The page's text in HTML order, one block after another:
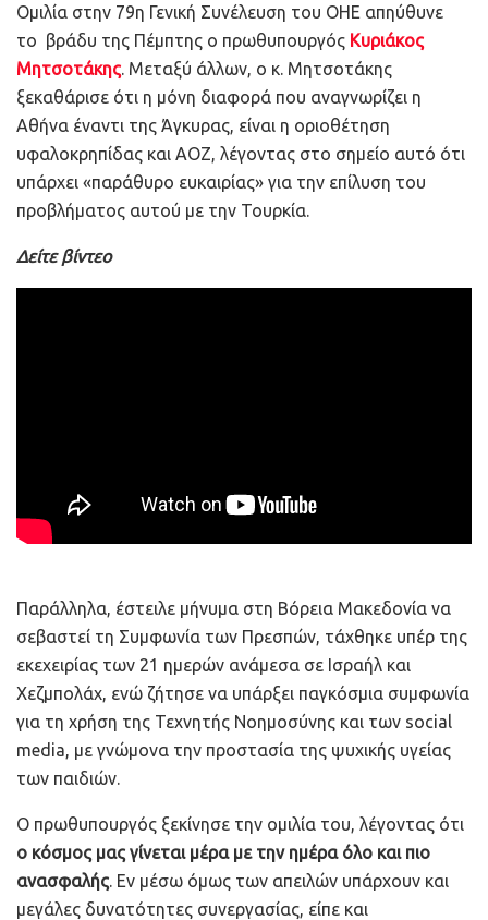
Ομιλία στην 79η Γενική Συνέλευση του ΟΗΕ απηύθυνε
το βράδυ της Πέμπτης ο πρωθυπουργός Κυριάκος
Μητσοτάκης. Μεταξύ άλλων, ο κ. Μητσοτάκης
ξεκαθάρισε ότι η μόνη διαφορά που αναγνωρίζει η
Αθήνα έναντι της Άγκυρας, είναι η οριοθέτηση
υφαλοκρηπίδας και ΑΟΖ, λέγοντας στο σημείο αυτό ότι
υπάρχει «παράθυρο ευκαιρίας» για την επίλυση του
προβλήματος αυτού με την Τουρκία.
Δείτε βίντεο
Παράλληλα, έστειλε μήνυμα στη Βόρεια Μακεδονία να
σεβαστεί τη Συμφωνία των Πρεσπών, τάχθηκε υπέρ της
εκεχειρίας των 21 ημερών ανάμεσα σε Ισραήλ και
Χεζμπολάχ, ενώ ζήτησε να υπάρξει παγκόσμια συμφωνία
για τη χρήση της Τεχνητής Νοημοσύνης και των social
media, με γνώμονα την προστασία της ψυχικής υγείας
των παιδιών.
Ο πρωθυπουργός ξεκίνησε την ομιλία του, λέγοντας ότι
ο κόσμος μας γίνεται μέρα με την ημέρα όλο και πιο
ανασφαλής. Εν μέσω όμως των απειλών υπάρχουν και
μεγάλες δυνατότητες συνεργασίας, είπε και